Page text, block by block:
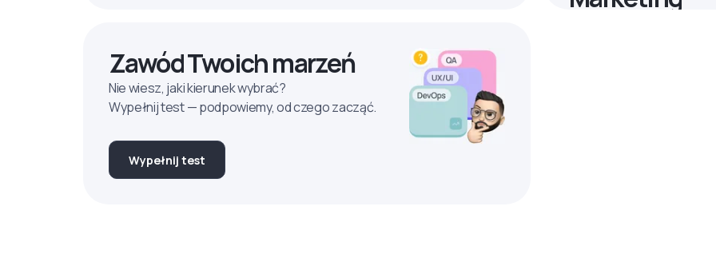
Zawód Twoich marzeń
Nie wiesz, jaki kierunek wybrać?
Wypełnij test — podpowiemy, od czego zacząć.
Wypełnij test